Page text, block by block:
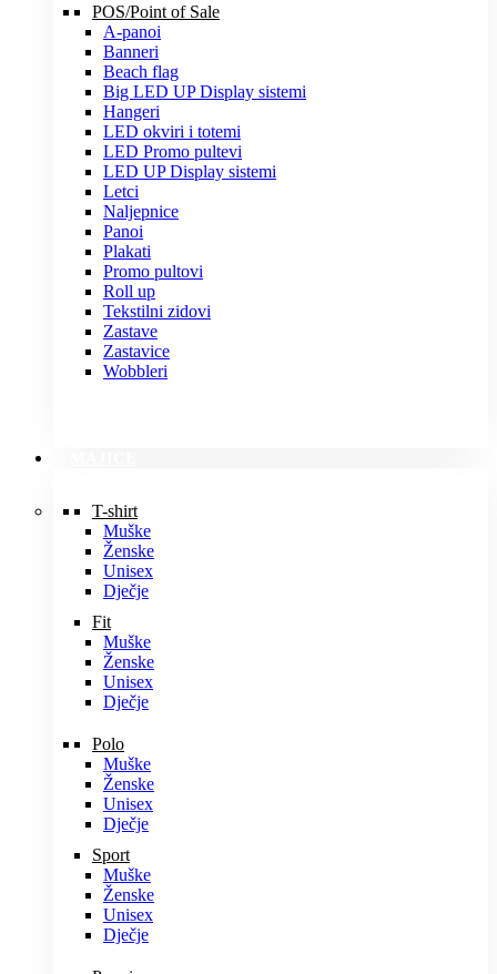
POS/Point of Sale
A-panoi
Banneri
Beach flag
Big LED UP Display sistemi
Hangeri
LED okviri i totemi
LED Promo pultevi
LED UP Display sistemi
Letci
Naljepnice
Panoi
Plakati
Promo pultovi
Roll up
Tekstilni zidovi
Zastave
Zastavice
Wobbleri
T-shirt
Muške
Ženske
Unisex
Dječje
Fit
Muške
Ženske
Unisex
Dječje
Polo
Muške
Ženske
Unisex
Dječje
Sport
Muške
Ženske
Unisex
Dječje